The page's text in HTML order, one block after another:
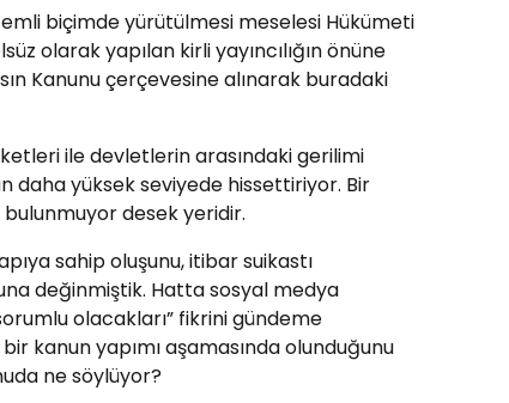
biçimde yürütülmesi meselesi Hükümeti
olarak yapılan kirli yayıncılığın önüne
Kanunu çerçevesine alınarak buradaki
ile devletlerin arasındaki gerilimi
daha yüksek seviyede hissettiriyor. Bir
desek yeridir.
sahip oluşunu, itibar suikastı
değinmiştik. Hatta sosyal medya
olacakları” fikrini gündeme
kanun yapımı aşamasında olunduğunu
ne söylüyor?